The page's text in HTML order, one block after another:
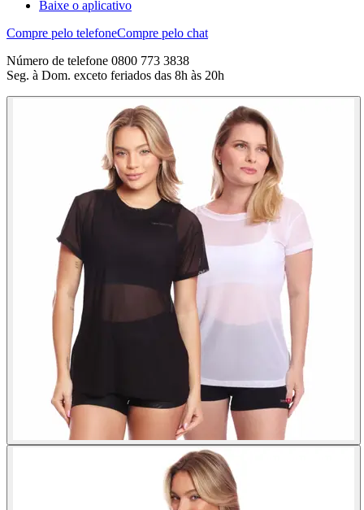
Baixe o aplicativo
Compre pelo telefoneCompre pelo chat
Número de telefone 0800 773 3838
Seg. à Dom. exceto feriados das 8h às 20h